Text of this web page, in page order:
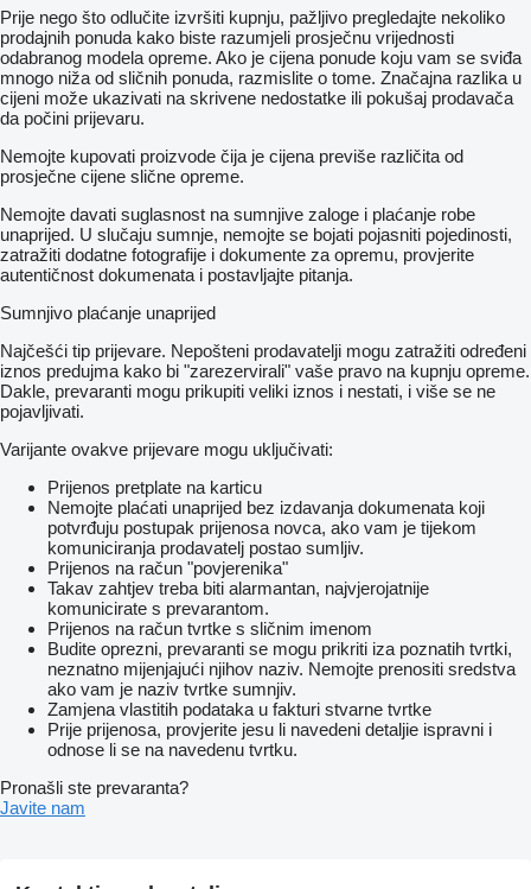
Prije nego što odlučite izvršiti kupnju, pažljivo pregledajte nekoliko
prodajnih ponuda kako biste razumjeli prosječnu vrijednosti
odabranog modela opreme. Ako je cijena ponude koju vam se sviđa
mnogo niža od sličnih ponuda, razmislite o tome. Značajna razlika u
cijeni može ukazivati ​​na skrivene nedostatke ili pokušaj prodavača
da počini prijevaru.
Nemojte kupovati proizvode čija je cijena previše različita od
prosječne cijene slične opreme.
Nemojte davati suglasnost na sumnjive zaloge i plaćanje robe
unaprijed. U slučaju sumnje, nemojte se bojati pojasniti pojedinosti,
zatražiti dodatne fotografije i dokumente za opremu, provjerite
autentičnost dokumenata i postavljajte pitanja.
Sumnjivo plaćanje unaprijed
Najčešći tip prijevare. Nepošteni prodavatelji mogu zatražiti određeni
iznos predujma kako bi "zarezervirali" vaše pravo na kupnju opreme.
Dakle, prevaranti mogu prikupiti veliki iznos i nestati, i više se ne
pojavljivati.
Varijante ovakve prijevare mogu uključivati:
Prijenos pretplate na karticu
Nemojte plaćati unaprijed bez izdavanja dokumenata koji
potvrđuju postupak prijenosa novca, ako vam je tijekom
komuniciranja prodavatelj postao sumljiv.
Prijenos na račun "povjerenika"
Takav zahtjev treba biti alarmantan, najvjerojatnije
komunicirate s prevarantom.
Prijenos na račun tvrtke s sličnim imenom
Budite oprezni, prevaranti se mogu prikriti iza poznatih tvrtki,
neznatno mijenjajući njihov naziv. Nemojte prenositi sredstva
ako vam je naziv tvrtke sumnjiv.
Zamjena vlastitih podataka u fakturi stvarne tvrtke
Prije prijenosa, provjerite jesu li navedeni detaljie ispravni i
odnose li se na navedenu tvrtku.
Pronašli ste prevaranta?
Javite nam